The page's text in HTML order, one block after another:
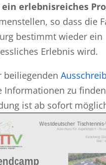
ein erlebnisreiches
so dass die
bestimmt wieder ein
Erlebnis wird.
beiliegenden
Informationen zu
ist ab sofort